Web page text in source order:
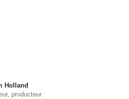
Holland
producteur